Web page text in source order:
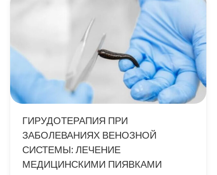
ГИРУДОТЕРАПИЯ ПРИ
ЗАБОЛЕВАНИЯХ ВЕНОЗНОЙ
СИСТЕМЫ: ЛЕЧЕНИЕ
МЕДИЦИНСКИМИ ПИЯВКАМИ